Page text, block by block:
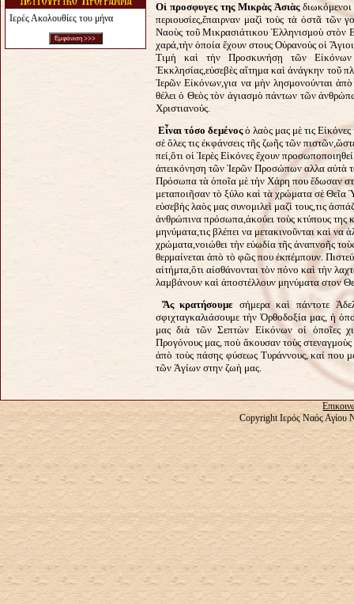
Ιερές Ακολουθίες του μήνα
Οἱ προσφυγες της Μικρὰς Ἀσιὰςδιωκόμενοι
περιουσίες,ἔπαιρναν μαζὶ τοὺς τὰ ὀστᾶ τῶν
Ναοὺς τοῦ Μικρασιάτικου Ἑλληνισμοὺ στὸν
χαρά,τὴν ὁποία ἔχουν στους Οὐρανοὺς οἱ
Τιμὴ καὶ τὴν Προσκυνήσῃ τῶν Εἰκόνων
Ἐκκλησίας,εὐσεβὲς αἴτημα καὶ ἀνάγκην τοῦ
Ἱερῶν Εἰκόνων,για να μὴν λησμονούνται
θέλει ὁ Θεὸς τὸν ἁγιασμὸ πάντων τῶν
Χριστιανούς.
Εἶναι τόσο δεμένοςὁ λαὸς μας μὲ τις
σὲ ὄλες τις ἐκφάνσεις τῆς ζωῆς τῶν
πεί,ὅτι οἱ Ἱερὲς Εἰκόνες ἔχουν
ἀπεικόνηση τῶν Ἱερῶν Προσώπων αλλα αὐτὰ
Πρόσωπα τὰ ὁποῖα μὲ τὴν Χάρη που ἔδωσαν
μεταποιῆσαν τὸ ξύλο καὶ τὰ χρώματα σὲ Θεῖα
εὐσεβὴς λαὸς μας συνομιλεὶ μαζὶ τους,τις
ἀνθρώπινα πρόσωπα,ἀκούει τοὺς κτύπους της
μηνύματα,τις βλέπει να μετακινοῦνται καὶ να
χρώματα,νοιώθει τὴν εὐωδία τῆς ἀναπνοῆς
θερμαίνεται ἀπὸ τὸ φῶς που ἐκπέμπουν.
αἰτήμτα,ὅτι αἰσθάνονται τὸν πόνο καὶ τὴν
λαμβάνουν καὶ ἀποστέλλουν μηνύματα στον
Ἂς κρατήσουμε σήμερα καὶ πάντοτε
σφιχταγκαλιάσουμε τὴν Ὀρθοδοξία μας, ἡ
μας διὰ τῶν Σεπτὼν Εἰκόνων οἱ ὁποῖες
Προγόνους μας, ποὺ ἄκουσαν τοὺς
ἀπὸ τοὺς πάσης φύσεως Τυράννους, καί που
τῶν Ἁγίων στην ζωὴ μας.
Copyright Ιερός Ναός Αγίου